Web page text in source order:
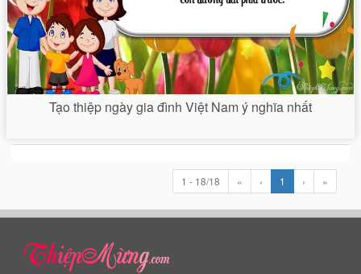
Tạo thiệp ngày gia đình Việt Nam ý nghĩa nhất
1 - 18/18 « ‹ 1 › »